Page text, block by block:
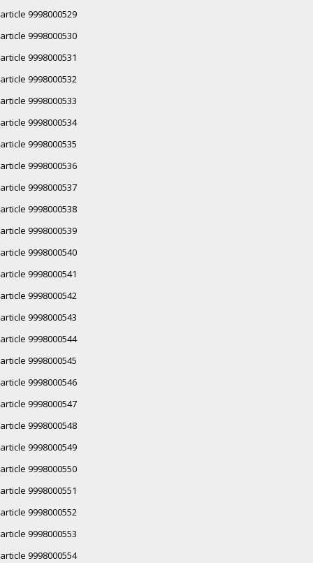
article 9998000529
article 9998000530
article 9998000531
article 9998000532
article 9998000533
article 9998000534
article 9998000535
article 9998000536
article 9998000537
article 9998000538
article 9998000539
article 9998000540
article 9998000541
article 9998000542
article 9998000543
article 9998000544
article 9998000545
article 9998000546
article 9998000547
article 9998000548
article 9998000549
article 9998000550
article 9998000551
article 9998000552
article 9998000553
article 9998000554